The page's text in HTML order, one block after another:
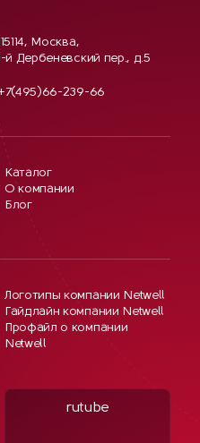
Москва,
й Дербеневский пер., д.5
239-66
Каталог
О компании
Блог
Логотипы компании Netwell
Гайдлайн компании Netwell
Профайл о компании
Netwell
rutube